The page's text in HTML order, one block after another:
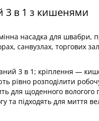
3 в 1 з кишенями
насадка для швабри,
санвузлах, торгових
3 в 1; кріплення —
рівно розподілити
для щоденного
підходять для миття